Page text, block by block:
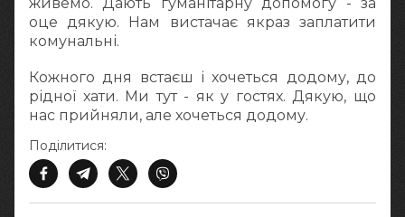
оце дякую. Нам вистачає якраз заплатити
комунальні.
Кожного дня встаєш і хочеться додому, до
рідної хати. Ми тут - як у гостях. Дякую, що
нас прийняли, але хочеться додому.
Поділитися: